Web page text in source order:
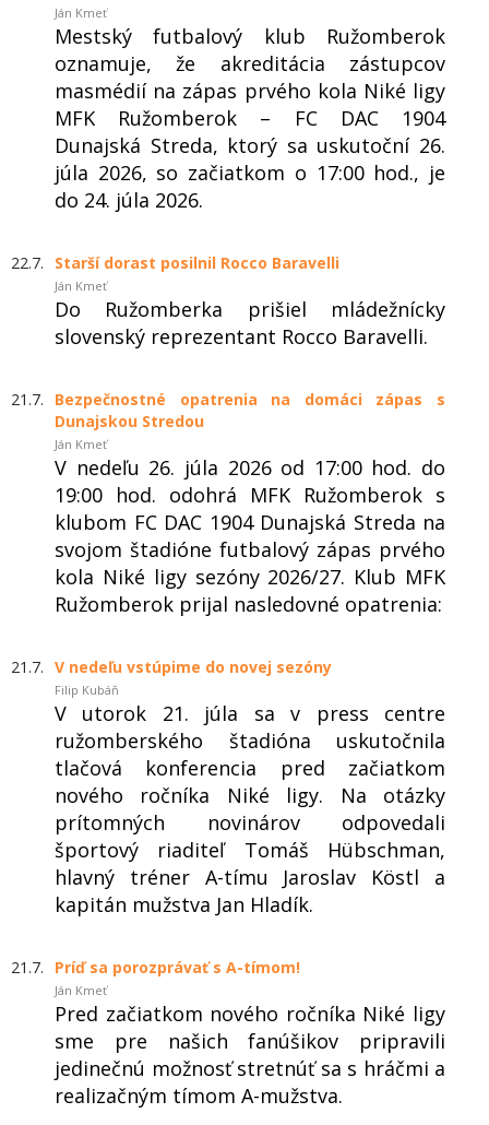
Ján Kmeť
Mestský futbalový klub Ružomberok
oznamuje, že akreditácia zástupcov
masmédií na zápas prvého kola Niké ligy
MFK Ružomberok – FC DAC 1904
Dunajská Streda, ktorý sa uskutoční 26.
júla 2026, so začiatkom o 17:00 hod., je
do 24. júla 2026.
22.7. Starší dorast posilnil Rocco Baravelli
Ján Kmeť
Do Ružomberka prišiel mládežnícky
slovenský reprezentant Rocco Baravelli.
21.7.
Bezpečnostné opatrenia na domáci zápas s
Dunajskou Stredou
Ján Kmeť
V nedeľu 26. júla 2026 od 17:00 hod. do
19:00 hod. odohrá MFK Ružomberok s
klubom FC DAC 1904 Dunajská Streda na
svojom štadióne futbalový zápas prvého
kola Niké ligy sezóny 2026/27. Klub MFK
Ružomberok prijal nasledovné opatrenia:
21.7. V nedeľu vstúpime do novej sezóny
Filip Kubáň
V utorok 21. júla sa v press centre
ružomberského štadióna uskutočnila
tlačová konferencia pred začiatkom
nového ročníka Niké ligy. Na otázky
prítomných novinárov odpovedali
športový riaditeľ Tomáš Hübschman,
hlavný tréner A-tímu Jaroslav Köstl a
kapitán mužstva Jan Hladík.
21.7. Príď sa porozprávať s A-tímom!
Ján Kmeť
Pred začiatkom nového ročníka Niké ligy
sme pre našich fanúšikov pripravili
jedinečnú možnosť stretnúť sa s hráčmi a
realizačným tímom A-mužstva.